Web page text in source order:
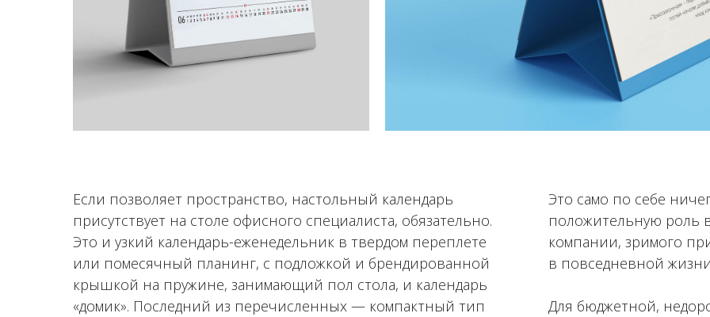
Если позволяет пространство, настольный календарь
присутствует на столе офисного специалиста, обязательно.
Это и узкий календарь-еженедельник в твердом переплете
или помесячный планинг, с подложкой и брендированной
крышкой на пружине, занимающий пол стола, и календарь
«домик». Последний из перечисленных — компактный тип
Это само по себе
положительную роль
компании, зримого
в повседневной
Для бюджетной,